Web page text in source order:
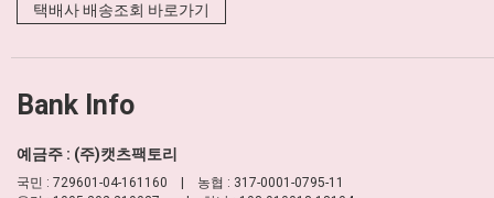
택배사 배송조회 바로가기
Bank Info
예금주 : (주)캣츠팩토리
국민 : 729601-04-161160 | 농협 : 317-0001-0795-11